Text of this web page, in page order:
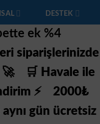
DESTEK
ek %4
siparişlerinizde
🚀
🛒 Havale ile
⚡
2000₺
gün ücretsiz